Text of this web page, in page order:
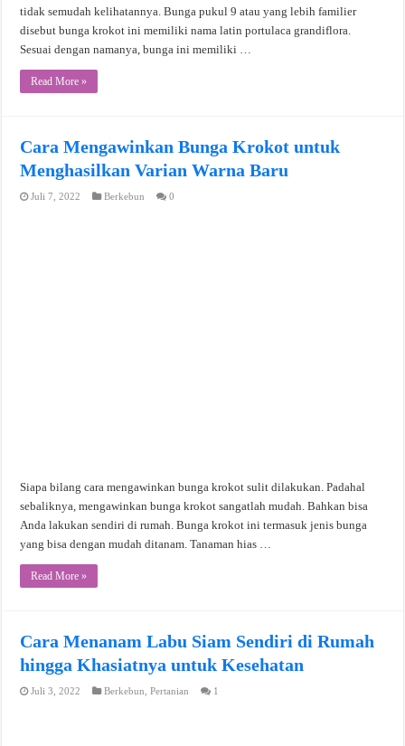
tidak semudah kelihatannya. Bunga pukul 9 atau yang lebih familier
disebut bunga krokot ini memiliki nama latin portulaca grandiflora.
Sesuai dengan namanya, bunga ini memiliki …
Read More »
Cara Mengawinkan Bunga Krokot untuk
Menghasilkan Varian Warna Baru
Juli 7, 2022 Berkebun 0
Siapa bilang cara mengawinkan bunga krokot sulit dilakukan. Padahal
sebaliknya, mengawinkan bunga krokot sangatlah mudah. Bahkan bisa
Anda lakukan sendiri di rumah. Bunga krokot ini termasuk jenis bunga
yang bisa dengan mudah ditanam. Tanaman hias …
Read More »
Cara Menanam Labu Siam Sendiri di Rumah
hingga Khasiatnya untuk Kesehatan
Juli 3, 2022 Berkebun ,Pertanian 1